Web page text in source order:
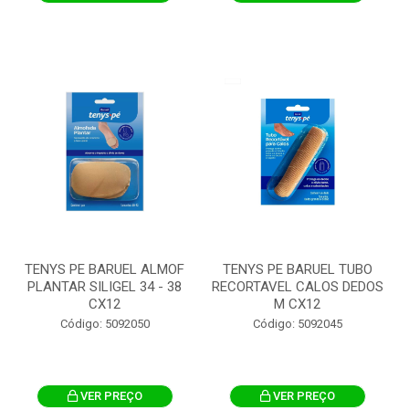
TENYS PE BARUEL ALMOF
PLANTAR SILIGEL 34 - 38
CX12
Código: 5092050
VER PREÇO
TENYS PE BARUEL TUBO
RECORTAVEL CALOS DEDOS
M CX12
Código: 5092045
VER PREÇO